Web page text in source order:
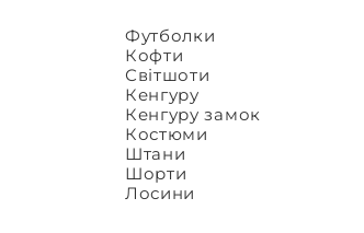
Футболки
Кофти
Світшоти
Кенгуру
Кенгуру замок
Костюми
Штани
Шорти
Лосини